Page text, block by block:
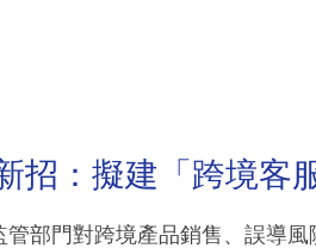
招：擬建「跨境客
管部門對跨境產品銷售、誤導